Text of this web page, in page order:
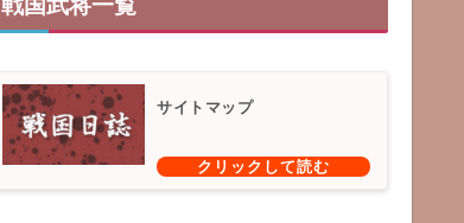
戦国武将一覧
サイトマップ